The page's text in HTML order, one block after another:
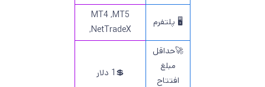
🖥 پلتفرم
MT4 ,MT5
,NetTradeX
🚀حداقل
مبلغ
افتتاح
💲1 دلار